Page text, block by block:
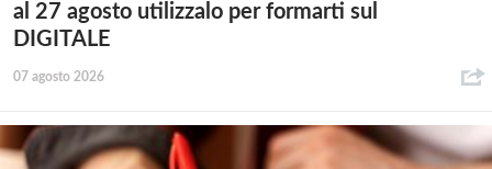
al 27 agosto utilizzalo per formarti sul
DIGITALE
07 agosto 2026